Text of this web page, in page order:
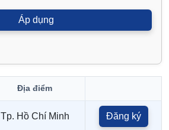
Địa điểm
Tp. Hồ Chí Minh Đăng ký